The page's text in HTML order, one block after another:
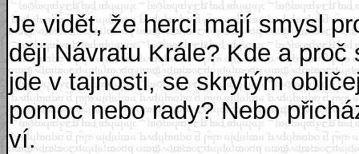
Je vidět, že herci mají smysl
ději Návratu Krále? Kde a
jde v tajnosti, se skrytým
pomoc nebo rady? Nebo
ví.